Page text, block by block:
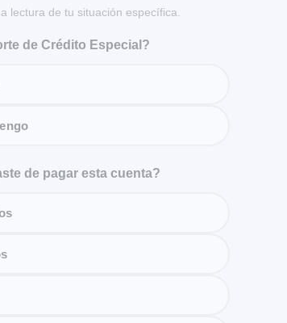
lectura de tu situación específica.
de Crédito Especial?
de pagar esta cuenta?